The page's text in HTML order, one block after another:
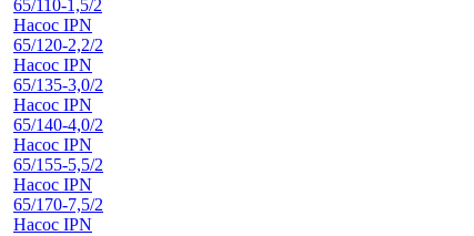
65/110-1,5/2
Насос IPN
65/120-2,2/2
Насос IPN
65/135-3,0/2
Насос IPN
65/140-4,0/2
Насос IPN
65/155-5,5/2
Насос IPN
65/170-7,5/2
Насос IPN